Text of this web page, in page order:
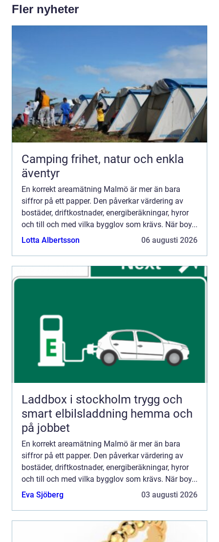
Fler nyheter
Camping frihet, natur och enkla
äventyr
En korrekt areamätning Malmö är mer än bara
siffror på ett papper. Den påverkar värdering av
bostäder, driftkostnader, energiberäkningar, hyror
och till och med vilka bygglov som krävs. När boy...
Lotta Albertsson
06 augusti 2026
Laddbox i stockholm trygg och
smart elbilsladdning hemma och
på jobbet
En korrekt areamätning Malmö är mer än bara
siffror på ett papper. Den påverkar värdering av
bostäder, driftkostnader, energiberäkningar, hyror
och till och med vilka bygglov som krävs. När boy...
Eva Sjöberg
03 augusti 2026